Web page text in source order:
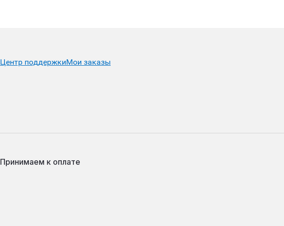
Центр поддержкиМои заказы
Принимаем к оплате